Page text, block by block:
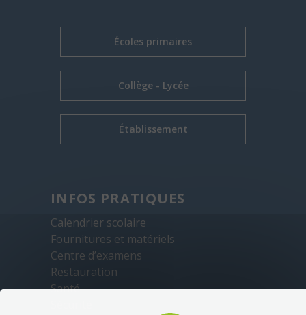
Écoles primaires
Collège - Lycée
Établissement
INFOS PRATIQUES
Calendrier scolaire
Fournitures et matériels
Centre d’examens
Restauration
Santé